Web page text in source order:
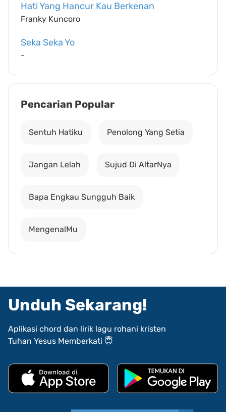
Hati Yang Hancur Kau Berkenan
Franky Kuncoro
Seka Seka Yo
-
Pencarian Popular
Sentuh Hatiku Penolong Yang Setia
Jangan Lelah Sujud Di AltarNya
Bapa Engkau Sungguh Baik
MengenalMu
Unduh Sekarang!
Aplikasi chord dan lirik lagu rohani kristen
Tuhan Yesus Memberkati 😇